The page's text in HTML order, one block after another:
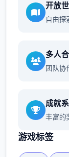
开放
自由探
多人
团队协
成就
丰富的
游戏标签